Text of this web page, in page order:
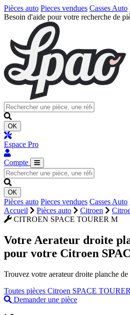
Pièces auto Pieces vendues Casses Auto
Besoin d'aide pour votre recherche de
OK
Espace Pro
Compte
OK
Pièces auto Pieces vendues Casses Auto
Accueil
Pièces auto Citroen
CITROEN SPACE TOURER M
Votre Aerateur droite
pour votre Citroen
Trouvez votre aerateur droite planche
Toutes pièces Citroen SPACE
Demander une pièce